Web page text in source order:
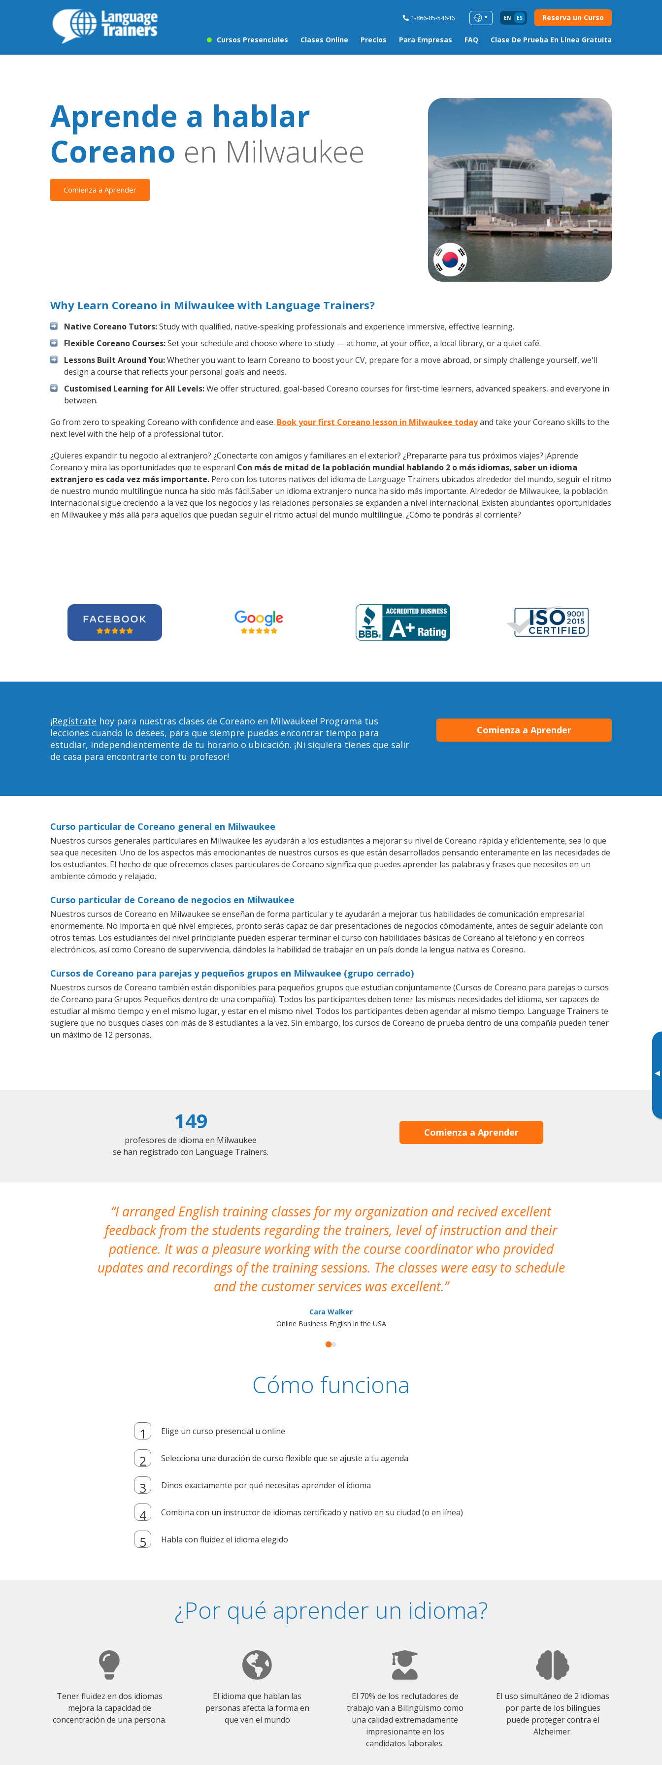
1-866-85-54646 EN ES Reserva un Curso
Cursos Presenciales Clases Online Precios Para Empresas FAQ Clase De Prueba En Línea Gratuita
▸
Aprende a hablar
Coreano en Milwaukee
Comienza a Aprender
Why Learn Coreano in Milwaukee with Language Trainers?
Native Coreano Tutors:Study with qualified, native-speaking professionals and experience immersive, effective learning.
Flexible Coreano Courses:Set your schedule and choose where to study — at home, at your office, a local library, or a quiet café.
Lessons Built Around You:Whether you want to learn Coreano to boost your CV, prepare for a move abroad, or simply challenge yourself, we'll
design a course that reflects your personal goals and needs.
Customised Learning for All Levels:We offer structured, goal-based Coreano courses for first-time learners, advanced speakers, and everyone in
between.
Go from zero to speaking Coreano with confidence and ease. Book your first Coreano lesson in Milwaukee todayand take your Coreano skills to the
next level with the help of a professional tutor.
¿Quieres expandir tu negocio al extranjero? ¿Conectarte con amigos y familiares en el exterior? ¿Prepararte para tus próximos viajes? ¡Aprende
Coreano y mira las oportunidades que te esperan! Con más de mitad de la población mundial hablando 2 o más idiomas, saber un idioma
extranjero es cada vez más importante. Pero con los tutores nativos del idioma de Language Trainers ubicados alrededor del mundo, seguir el ritmo
de nuestro mundo multilingüe nunca ha sido más fácil.Saber un idioma extranjero nunca ha sido más importante. Alrededor de Milwaukee, la población
internacional sigue creciendo a la vez que los negocios y las relaciones personales se expanden a nivel internacional. Existen abundantes oportunidades
en Milwaukee y más allá para aquellos que puedan seguir el ritmo actual del mundo multilingüe. ¿Cómo te pondrás al corriente?
¡Regístrate hoy para nuestras clases de Coreano en Milwaukee! Programa tus
lecciones cuando lo desees, para que siempre puedas encontrar tiempo para
estudiar, independientemente de tu horario o ubicación. ¡Ni siquiera tienes que salir
de casa para encontrarte con tu profesor!
Comienza a Aprender
Curso particular de Coreano general en Milwaukee
Nuestros cursos generales particulares en Milwaukee les ayudarán a los estudiantes a mejorar su nivel de Coreano rápida y eficientemente, sea lo que
sea que necesiten. Uno de los aspectos más emocionantes de nuestros cursos es que están desarrollados pensando enteramente en las necesidades de
los estudiantes. El hecho de que ofrecemos clases particulares de Coreano significa que puedes aprender las palabras y frases que necesites en un
ambiente cómodo y relajado.
Curso particular de Coreano de negocios en Milwaukee
Nuestros cursos de Coreano en Milwaukee se enseñan de forma particular y te ayudarán a mejorar tus habilidades de comunicación empresarial
enormemente. No importa en qué nivel empieces, pronto serás capaz de dar presentaciones de negocios cómodamente, antes de seguir adelante con
otros temas. Los estudiantes del nivel principiante pueden esperar terminar el curso con habilidades básicas de Coreano al teléfono y en correos
electrónicos, así como Coreano de supervivencia, dándoles la habilidad de trabajar en un país donde la lengua nativa es Coreano.
Cursos de Coreano para parejas y pequeños grupos en Milwaukee (grupo cerrado)
Nuestros cursos de Coreano también están disponibles para pequeños grupos que estudian conjuntamente (Cursos de Coreano para parejas o cursos
de Coreano para Grupos Pequeños dentro de una compañía). Todos los participantes deben tener las mismas necesidades del idioma, ser capaces de
estudiar al mismo tiempo y en el mismo lugar, y estar en el mismo nivel. Todos los participantes deben agendar al mismo tiempo. Language Trainers te
sugiere que no busques clases con más de 8 estudiantes a la vez. Sin embargo, los cursos de Coreano de prueba dentro de una compañía pueden tener
un máximo de 12 personas.
149
profesores de idioma en Milwaukee
se han registrado con Language Trainers.
Comienza a Aprender
I arranged English training classes for my organization and recived excellent
feedback from the students regarding the trainers, level of instruction and their
patience. It was a pleasure working with the course coordinator who provided
updates and recordings of the training sessions. The classes were easy to schedule
and the customer services was excellent.
Cara Walker
Online Business English in the USA
Cómo funciona
Elige un curso presencial u online
Selecciona una duración de curso flexible que se ajuste a tu agenda
Dinos exactamente por qué necesitas aprender el idioma
Combina con un instructor de idiomas certificado y nativo en su ciudad (o en línea)
Habla con fluidez el idioma elegido
¿Por qué aprender un idioma?
Tener fluidez en dos idiomas
mejora la capacidad de
concentración de una persona.
El idioma que hablan las
personas afecta la forma en
que ven el mundo
El 70% de los reclutadores de
trabajo van a Bilingüismo como
una calidad extremadamente
impresionante en los
candidatos laborales.
El uso simultáneo de 2 idiomas
por parte de los bilingües
puede proteger contra el
Alzheimer.